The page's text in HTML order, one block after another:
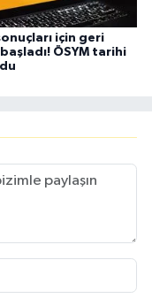
için geri
başladı! ÖSYM tarihi